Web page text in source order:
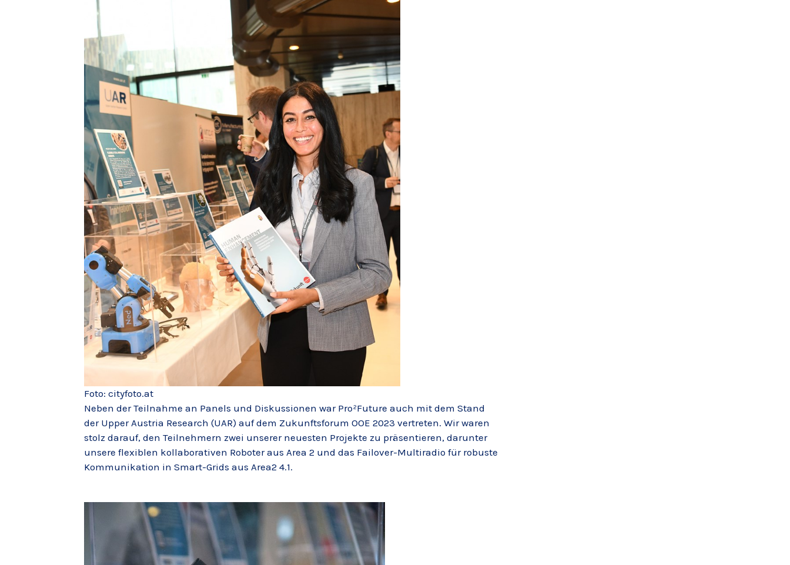
Foto: cityfoto.at
Neben der Teilnahme an Panels und Diskussionen war Pro²Future auch mit dem Stand
der Upper Austria Research (UAR) auf dem Zukunftsforum OOE 2023 vertreten. Wir waren
stolz darauf, den Teilnehmern zwei unserer neuesten Projekte zu präsentieren, darunter
unsere flexiblen kollaborativen Roboter aus Area 2 und das Failover-Multiradio für robuste
Kommunikation in Smart-Grids aus Area2 4.1.